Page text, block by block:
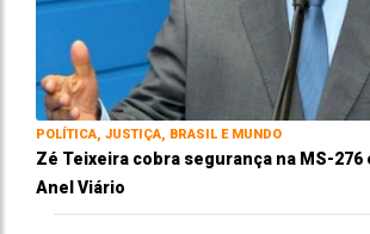
POLÍTICA, JUSTIÇA, BRASIL E MUNDO
Zé Teixeira cobra segurança na MS-276
Anel Viário